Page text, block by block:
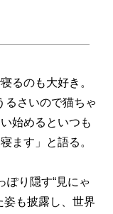
るのも大好き。
るさいので猫ちゃ
始めるといつも
ます」と語る。
り隠す“見にゃ
姿も披露し、世界